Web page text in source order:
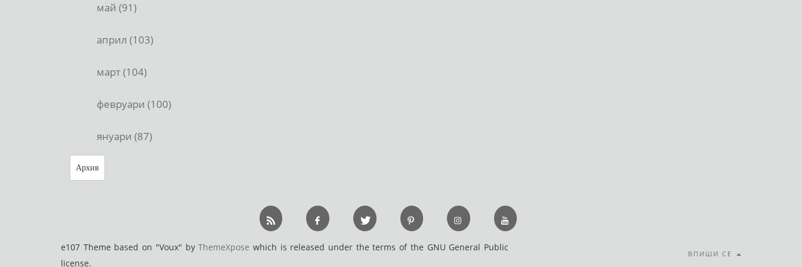
май (91)
април (103)
март (104)
февруари (100)
януари (87)
Архив
e107 Theme based on "Voux" byThemeXpose which is released under the terms of the GNU General Public
license.
ВПИШИ СЕ